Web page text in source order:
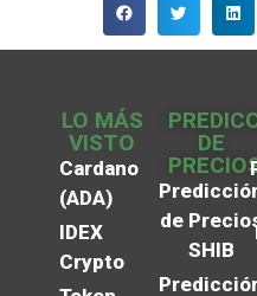
LO MÁS
VISTO
Cardano
(ADA)
IDEX
Crypto
DE
de
SHIB